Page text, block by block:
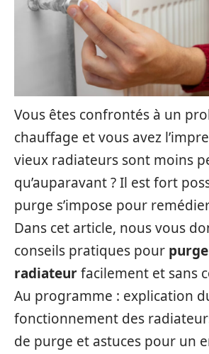
Vous êtes confrontés à un
chauffage et vous avez
vieux radiateurs sont moins
qu’auparavant ? Il est fort
purge s’impose pour
Dans cet article, nous vous
conseils pratiques pour
radiateurfacilement et sans
Au programme : explication
fonctionnement des
de purge et astuces pour un